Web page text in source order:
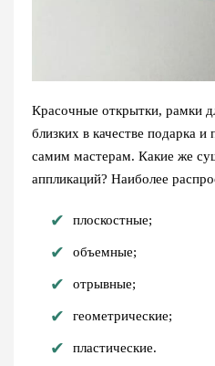
Красочные открытки, рамки
близких в качестве подарка и
самим мастерам. Какие же
аппликаций? Наиболее
плоскостные;
объемные;
отрывные;
геометрические;
пластические.